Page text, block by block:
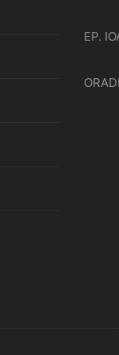
EP.